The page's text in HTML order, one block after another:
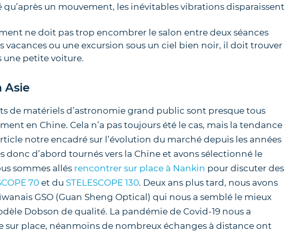
qu’après un mouvement, les inévitables vibrations disparaissent
ne doit pas trop encombrer le salon entre deux séances
vacances ou une excursion sous un ciel bien noir, il doit trouver
une petite voiture.
Asie
de matériels d’astronomie grand public sont presque tous
en Chine. Cela n’a pas toujours été le cas, mais la tendance
notre encadré sur l’évolution du marché depuis les années
donc d’abord tournés vers la Chine et avons sélectionné le
sommes allés rencontrer sur place à Nankin pour discuter des
70et du STELESCOPE 130. Deux ans plus tard, nous avons
GSO (Guan Sheng Optical) qui nous a semblé le mieux
Dobson de qualité. La pandémie de Covid-19 nous a
sur place, néanmoins de nombreux échanges à distance ont